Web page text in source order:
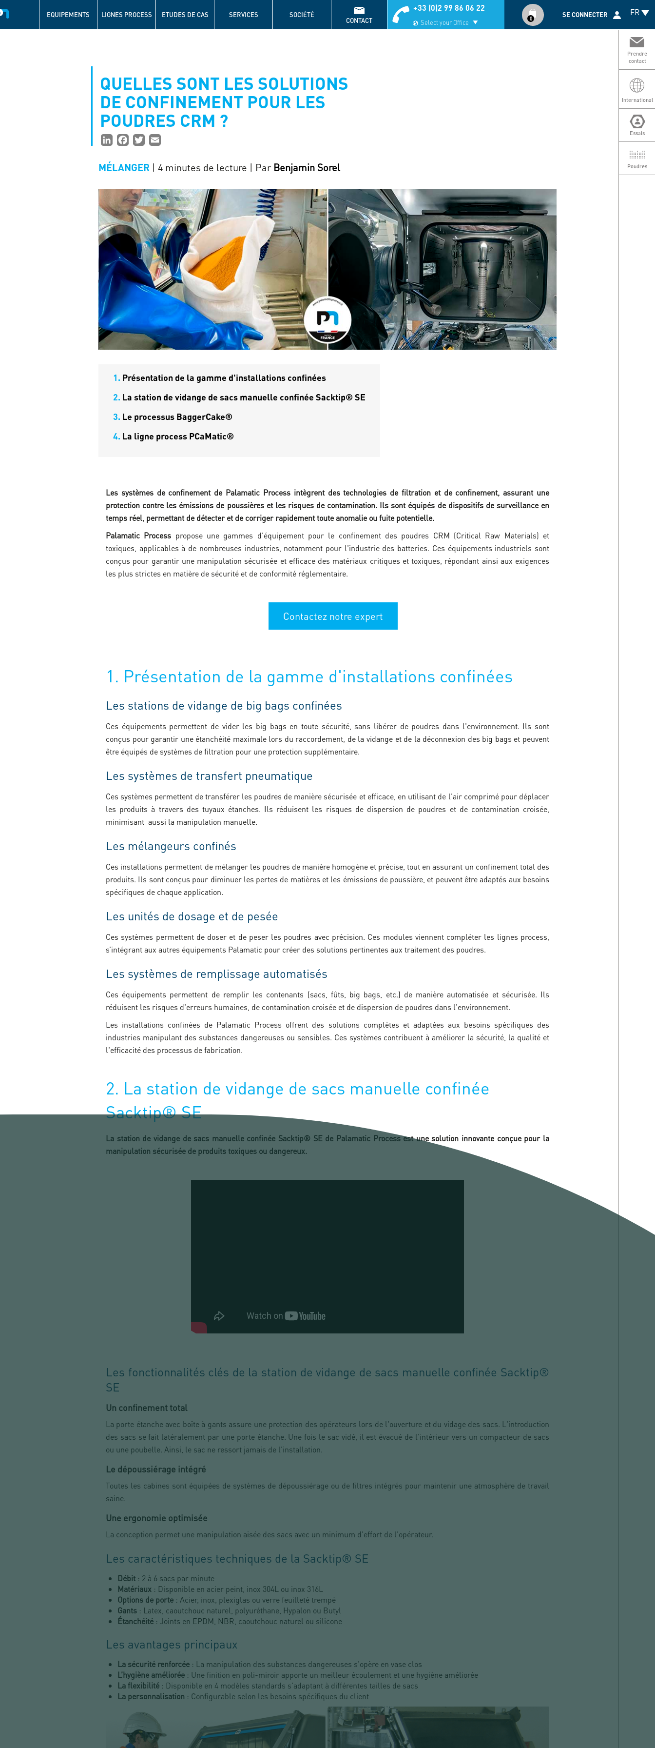
FR
principale
EQUIPEMENTS LIGNES PROCESS ETUDES DE CAS SERVICES SOCIÉTÉ
CONTACT
+33 (0)2 99 86 06 22
Select your Office 0
utilisateur
SE CONNECTER
Prendre
contact
International
Essais
Poudres
QUELLES SONT LES SOLUTIONS
DE CONFINEMENT POUR LES
POUDRES CRM ?
Partager
page
LinkedInFacebook
Twitter
MÉLANGER | 4 minutes de lecture | Par Benjamin Sorel
1. Présentation de la gamme d'installations confinées
2. La station de vidange de sacs manuelle confinée Sacktip® SE
3. Le processus BaggerCake®
4. La ligne process PCaMatic®
Les systèmes de confinement de Palamatic Process intègrent des technologies de filtration et de confinement, assurant une
protection contre les émissions de poussières et les risques de contamination. Ils sont équipés de dispositifs de surveillance en
temps réel, permettant de détecter et de corriger rapidement toute anomalie ou fuite potentielle.
Palamatic Process propose une gammes d'équipement pour le confinement des poudres CRM (Critical Raw Materials) et
toxiques, applicables à de nombreuses industries, notamment pour l'industrie des batteries. Ces équipements industriels sont
conçus pour garantir une manipulation sécurisée et efficace des matériaux critiques et toxiques, répondant ainsi aux exigences
les plus strictes en matière de sécurité et de conformité réglementaire.
Contactez notre expert
1. Présentation de la gamme d'installations confinées
Les stations de vidange de big bags confinées
Ces équipements permettent de vider les big bags en toute sécurité, sans libérer de poudres dans l'environnement. Ils sont
conçus pour garantir une étanchéité maximale lors du raccordement, de la vidange et de la déconnexion des big bags et peuvent
être équipés de systèmes de filtration pour une protection supplémentaire.
Les systèmes de transfert pneumatique
Ces systèmes permettent de transférer les poudres de manière sécurisée et efficace, en utilisant de l'air comprimé pour déplacer
les produits à travers des tuyaux étanches. Ils réduisent les risques de dispersion de poudres et de contamination croisée,
minimisant aussi la manipulation manuelle.
Les mélangeurs confinés
Ces installations permettent de mélanger les poudres de manière homogène et précise, tout en assurant un confinement total des
produits. Ils sont conçus pour diminuer les pertes de matières et les émissions de poussière, et peuvent être adaptés aux besoins
spécifiques de chaque application.
Les unités de dosage et de pesée
Ces systèmes permettent de doser et de peser les poudres avec précision. Ces modules viennent compléter les lignes process,
s’intégrant aux autres équipements Palamatic pour créer des solutions pertinentes aux traitement des poudres.
Les systèmes de remplissage automatisés
Ces équipements permettent de remplir les contenants (sacs, fûts, big bags, etc.) de manière automatisée et sécurisée. Ils
réduisent les risques d'erreurs humaines, de contamination croisée et de dispersion de poudres dans l'environnement.
Les installations confinées de Palamatic Process offrent des solutions complètes et adaptées aux besoins spécifiques des
industries manipulant des substances dangereuses ou sensibles. Ces systèmes contribuent à améliorer la sécurité, la qualité et
l'efficacité des processus de fabrication.
2. La station de vidange de sacs manuelle confinée
Sacktip® SE
La station de vidange de sacs manuelle confinée Sacktip® SE de Palamatic Process est une solution innovante conçue pour la
manipulation sécurisée de produits toxiques ou dangereux.
Les fonctionnalités clés de la station de vidange de sacs manuelle confinée Sacktip®
SE
Un confinement total
La porte étanche avec boîte à gants assure une protection des opérateurs lors de l'ouverture et du vidage des sacs. L'introduction
des sacs se fait latéralement par une porte étanche. Une fois le sac vidé, il est évacué de l'intérieur vers un compacteur de sacs
ou une poubelle. Ainsi, le sac ne ressort jamais de l'installation.
Le dépoussiérage intégré
Toutes les cabines sont équipées de systèmes de dépoussiérage ou de filtres intégrés pour maintenir une atmosphère de travail
saine.
Une ergonomie optimisée
La conception permet une manipulation aisée des sacs avec un minimum d'effort de l'opérateur.
Les caractéristiques techniques de la Sacktip® SE
Débit : 2 à 6 sacs par minute
Matériaux : Disponible en acier peint, inox 304L ou inox 316L
Options de porte : Acier, inox, plexiglas ou verre feuilleté trempé
Gants : Latex, caoutchouc naturel, polyuréthane, Hypalon ou Butyl
Étanchéité : Joints en EPDM, NBR, caoutchouc naturel ou silicone
Les avantages principaux
La sécurité renforcée : La manipulation des substances dangereuses s'opère en vase clos
L’hygiène améliorée : Une finition en poli-miroir apporte un meilleur écoulement et une hygiène améliorée
La flexibilité : Disponible en 4 modèles standards s'adaptant à différentes tailles de sacs
La personnalisation : Configurable selon les besoins spécifiques du client